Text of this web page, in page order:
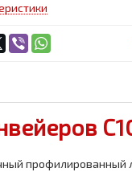
профилированный